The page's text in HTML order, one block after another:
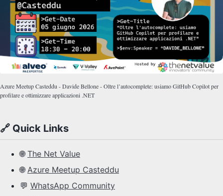
Azure Meetup Casteddu - Davide Bellone - Oltre l’autocomplete: usiamo GitHub Copilot per
profilare e ottimizzare applicazioni .NET
🔗 Quick Links
🌐The Net Value
🌐Azure Meetup Casteddu
💬 WhatsApp Community